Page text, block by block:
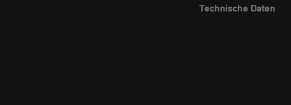
Technische Daten